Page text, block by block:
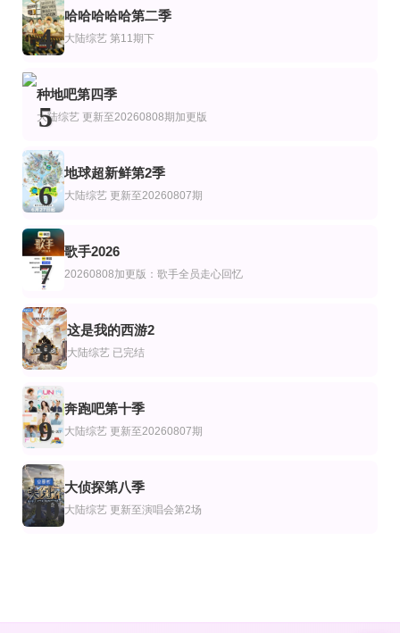
幸福的生活
要不要去吃碗泡面？
金南佶,朱智勋,刘在石
贵圈见证实录第4季
王凯沐,王格格,申浩男,刘润铭,韩雨彤,曾辉
第7期
爱了！中国式现代化
第6期
中华才女风华录
第1期
再次心动第
4
哈哈哈哈哈第二季
大陆综艺 第11期下
5
种地吧第四季
大陆综艺 更新至20260808期加更版
6
地球超新鲜第2季
大陆综艺 更新至20260807期
7
歌手2026
20260808加更版：歌手全员走心回忆
8
这是我的西游2
大陆综艺 已完结
9
奔跑吧第十季
大陆综艺 更新至20260807期
10
大侦探第八季
大陆综艺 更新至演唱会第2场